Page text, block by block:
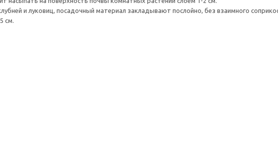
и луковиц, посадочный материал закладывают послойно, без взаимного
см.